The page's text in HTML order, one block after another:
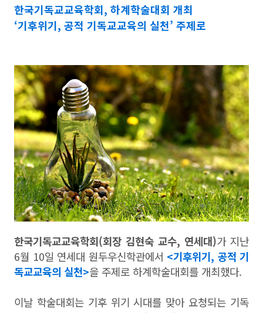
한국기독교교육학회, 하계학술대회 개최
‘기후위기, 공적 기독교교육의 실천’ 주제로
한국기독교교육학회(회장 김현숙 교수, 연세대)가 지난
6월 10일 연세대 원두우신학관에서 <기후위기, 공적 기
독교교육의 실천>을 주제로 하계학술대회를 개최했다.
이날 학술대회는 기후 위기 시대를 맞아 요청되는 기독